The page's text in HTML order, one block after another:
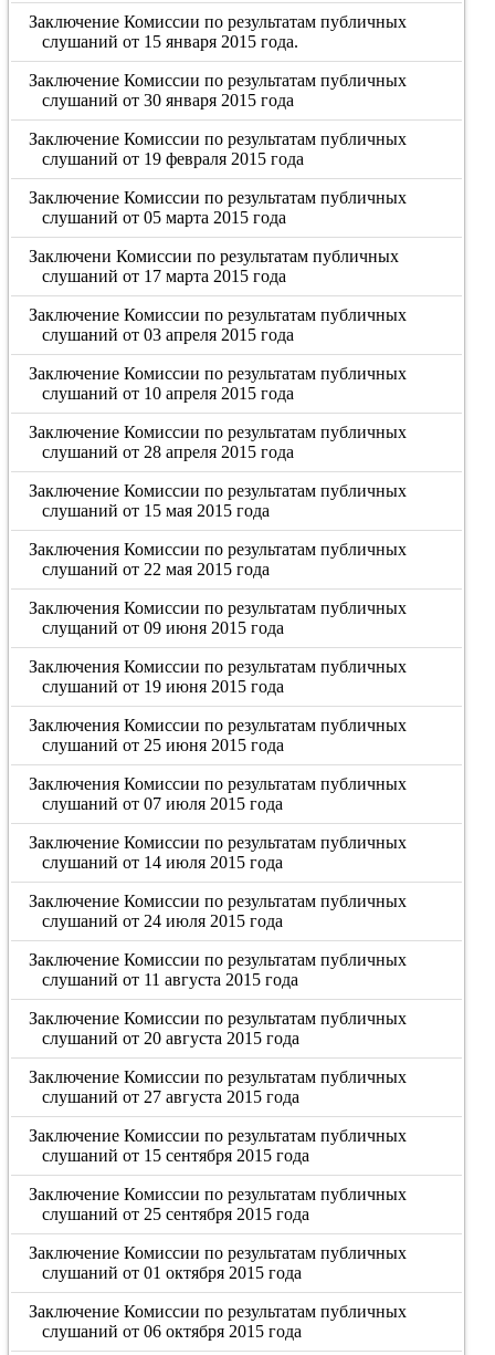
Заключение Комиссии по результатам публичных
слушаний от 15 января 2015 года.
Заключение Комиссии по результатам публичных
слушаний от 30 января 2015 года
Заключение Комиссии по результатам публичных
слушаний от 19 февраля 2015 года
Заключение Комиссии по результатам публичных
слушаний от 05 марта 2015 года
Заключени Комиссии по результатам публичных
слушаний от 17 марта 2015 года
Заключение Комиссии по результатам публичных
слушаний от 03 апреля 2015 года
Заключение Комиссии по результатам публичных
слушаний от 10 апреля 2015 года
Заключение Комиссии по результатам публичных
слушаний от 28 апреля 2015 года
Заключение Комиссии по результатам публичных
слушаний от 15 мая 2015 года
Заключения Комиссии по результатам публичных
слушаний от 22 мая 2015 года
Заключения Комиссии по результатам публичных
слущаний от 09 июня 2015 года
Заключения Комиссии по результатам публичных
слушаний от 19 июня 2015 года
Заключения Комиссии по результатам публичных
слушаний от 25 июня 2015 года
Заключения Комиссии по результатам публичных
слушаний от 07 июля 2015 года
Заключение Комиссии по результатам публичных
слушаний от 14 июля 2015 года
Заключение Комиссии по результатам публичных
слушаний от 24 июля 2015 года
Заключение Комиссии по результатам публичных
слушаний от 11 августа 2015 года
Заключение Комиссии по результатам публичных
слушаний от 20 августа 2015 года
Заключение Комиссии по результатам публичных
слушаний от 27 августа 2015 года
Заключение Комиссии по результатам публичных
слушаний от 15 сентября 2015 года
Заключение Комиссии по результатам публичных
слушаний от 25 сентября 2015 года
Заключение Комиссии по результатам публичных
слушаний от 01 октября 2015 года
Заключение Комиссии по результатам публичных
слушаний от 06 октября 2015 года